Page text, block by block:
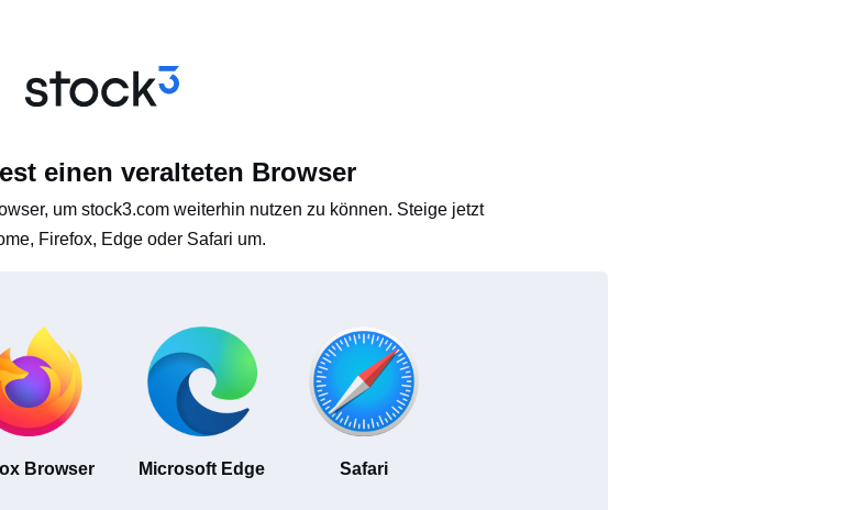
einen veralteten Browser
um stock3.com weiterhin nutzen zu können. Steige jetzt
Firefox, Edge oder Safari um.
Browser Microsoft Edge Safari